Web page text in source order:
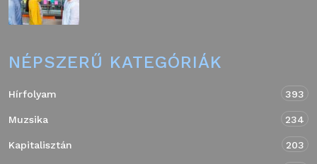
NÉPSZERŰ KATEGÓRIÁK
Hírfolyam 393
Muzsika 234
Kapitalisztán 203